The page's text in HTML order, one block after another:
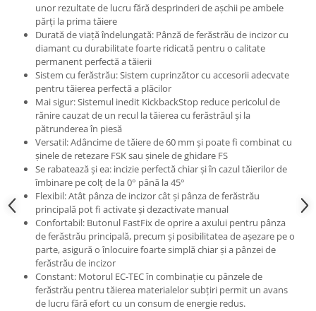
unor rezultate de lucru fără desprinderi de aşchii pe ambele
părţi la prima tăiere
Durată de viaţă îndelungată: Pânză de ferăstrău de incizor cu
diamant cu durabilitate foarte ridicată pentru o calitate
permanent perfectă a tăierii
Sistem cu ferăstrău: Sistem cuprinzător cu accesorii adecvate
pentru tăierea perfectă a plăcilor
Mai sigur: Sistemul inedit KickbackStop reduce pericolul de
rănire cauzat de un recul la tăierea cu ferăstrăul şi la
pătrunderea în piesă
Versatil: Adâncime de tăiere de 60 mm şi poate fi combinat cu
şinele de retezare FSK sau şinele de ghidare FS
Se rabatează şi ea: incizie perfectă chiar şi în cazul tăierilor de
îmbinare pe colţ de la 0° până la 45°
Flexibil: Atât pânza de incizor cât şi pânza de ferăstrău
principală pot fi activate şi dezactivate manual
Confortabil: Butonul FastFix de oprire a axului pentru pânza
de ferăstrău principală, precum şi posibilitatea de aşezare pe o
parte, asigură o înlocuire foarte simplă chiar şi a pânzei de
ferăstrău de incizor
Constant: Motorul EC-TEC în combinaţie cu pânzele de
ferăstrău pentru tăierea materialelor subţiri permit un avans
de lucru fără efort cu un consum de energie redus.